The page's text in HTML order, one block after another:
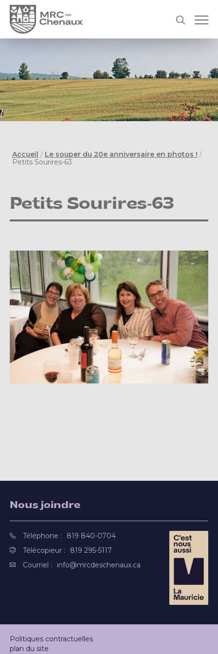
Accueil / Le souper du 20e anniversaire en photos ! /
Petits Sourires-63
Petits Sourires-63
Nous joindre
Téléphone :
819 840-0704
Télécopieur :
819 295-5117
Courriel :
info@mrcdeschenaux.ca
Politiques contractuelles
plan du site